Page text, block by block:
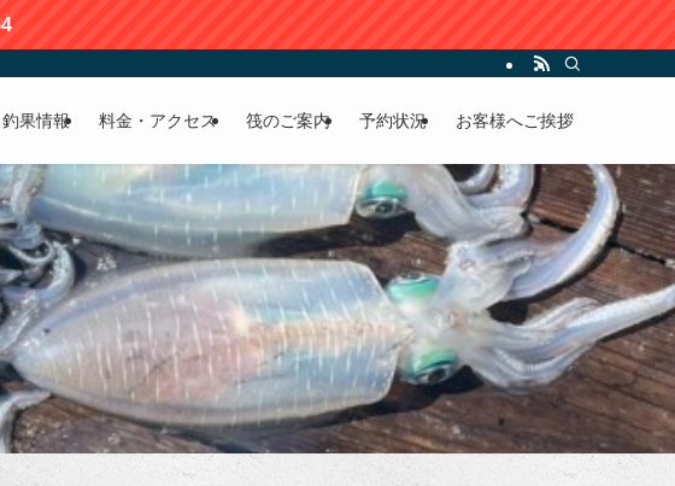
船
釣果情報 料金・アクセス 筏のご案内 予約状況 お客様へご挨拶